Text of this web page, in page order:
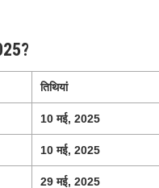
तिथियां
10 मई, 2025
10 मई, 2025
29 मई, 2025